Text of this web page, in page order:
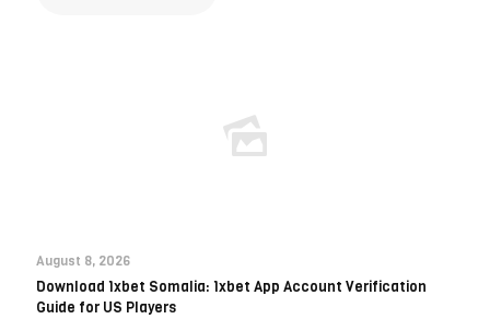
August 8, 2026
Download 1xbet Somalia: 1xbet App Account Verification
Guide for US Players